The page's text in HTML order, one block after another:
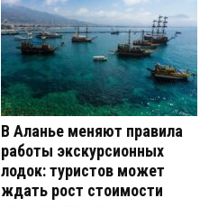
В Аланье меняют правила
работы экскурсионных
лодок: туристов может
ждать рост стоимости